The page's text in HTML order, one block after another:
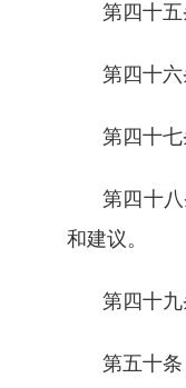
第四十
第四十
第四十
第四十
和建议。
第四十
第五十